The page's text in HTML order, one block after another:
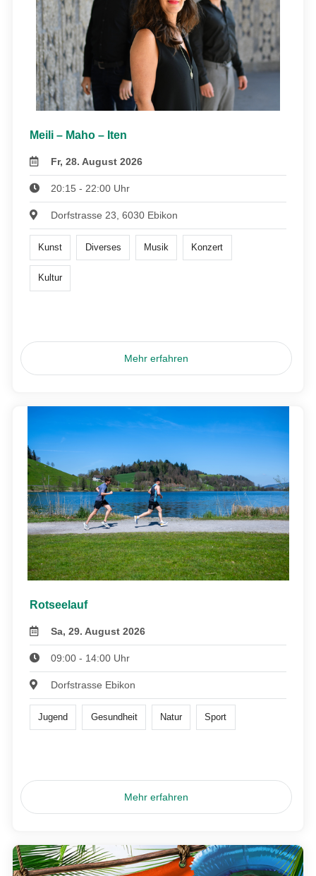
Meili – Maho – Iten
Fr, 28. August 2026
20:15 - 22:00 Uhr
Dorfstrasse 23, 6030 Ebikon
Kunst Diverses Musik Konzert
Kultur
Mehr erfahren
Rotseelauf
Sa, 29. August 2026
09:00 - 14:00 Uhr
Dorfstrasse Ebikon
Jugend Gesundheit Natur Sport
Mehr erfahren